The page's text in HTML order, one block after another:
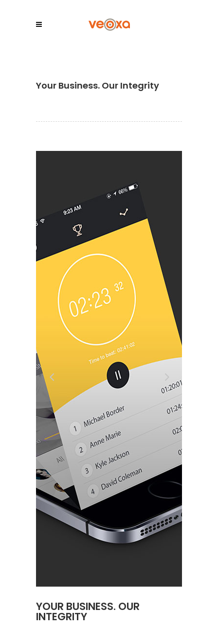
Your Business. Our Integrity
YOUR BUSINESS. OUR
INTEGRITY